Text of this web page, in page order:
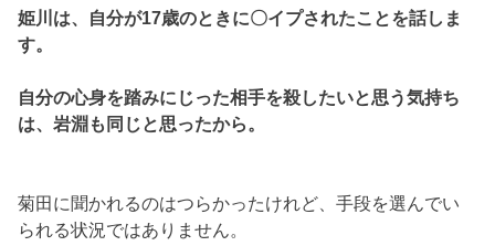
姫川は、自分が17歳のときに〇イプされたことを話しま
す。
自分の心身を踏みにじった相手を殺したいと思う気持ち
は、岩淵も同じと思ったから。
菊田に聞かれるのはつらかったけれど、手段を選んでい
られる状況ではありません。